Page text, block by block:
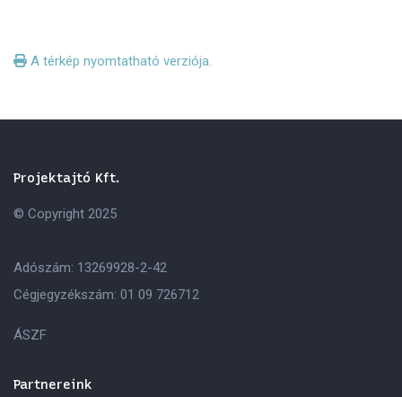
A térkép nyomtatható verziója.
Projektajtó Kft.
© Copyright 2025
Adószám: 13269928-2-42
Cégjegyzékszám: 01 09 726712
ÁSZF
Partnereink